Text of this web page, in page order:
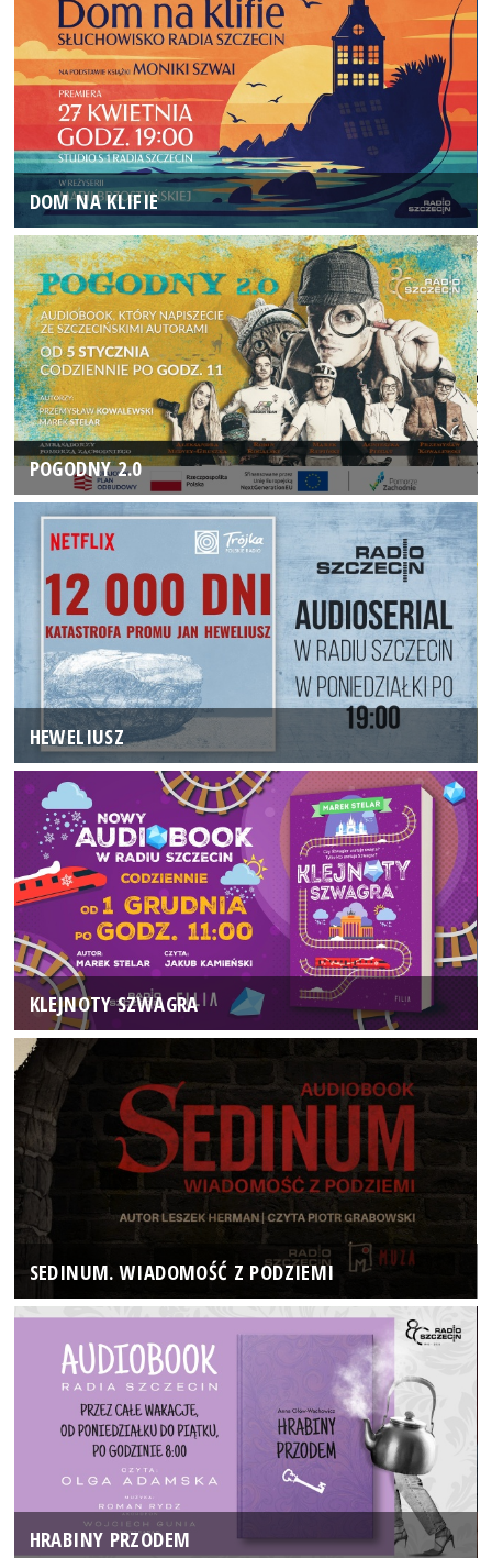
DOM NA KLIFIE
POGODNY 2.0
HEWELIUSZ
KLEJNOTY SZWAGRA
SEDINUM. WIADOMOŚĆ Z PODZIEMI
HRABINY PRZODEM